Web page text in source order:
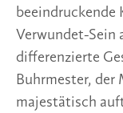
beeindruckende
Verwundet-Sein
differenzierte
Buhrmester, der
majestätisch